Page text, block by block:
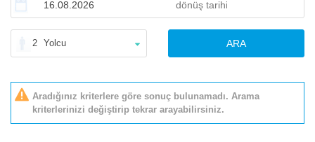
2 Yolcu ARA
Aradığınız kriterlere göre sonuç bulunamadı. Arama
kriterlerinizi değiştirip tekrar arayabilirsiniz.